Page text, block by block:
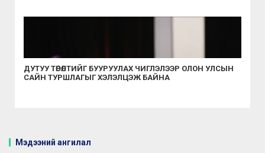
ДУТУУ ТӨРӨЛТИЙГ БУУРУУЛАХ ЧИГЛЭЛЭЭР ОЛОН УЛСЫН
САЙН ТУРШЛАГЫГ ХЭЛЭЛЦЭЖ БАЙНА
Мэдээний ангилал